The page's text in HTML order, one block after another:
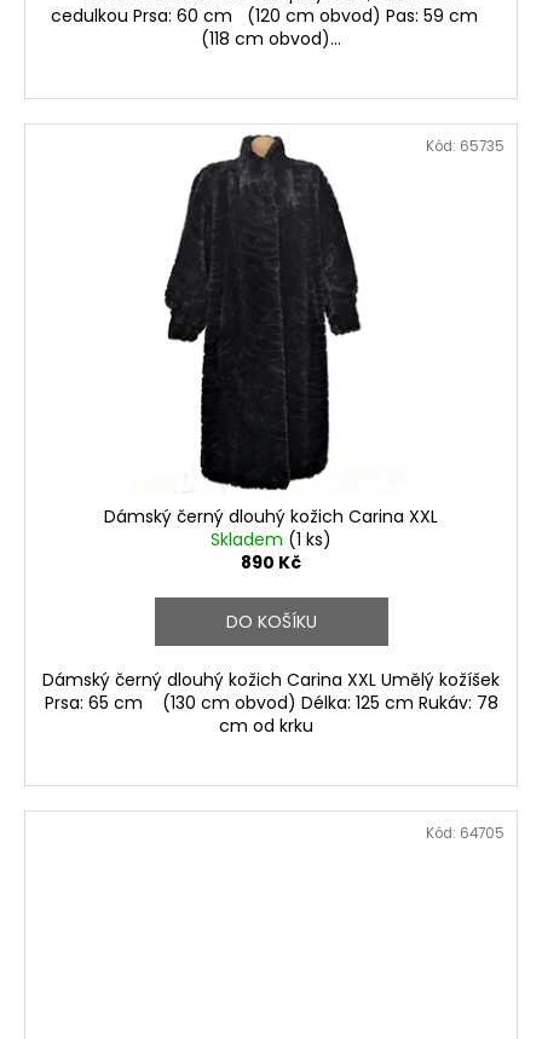
cedulkou Prsa: 60 cm (120 cm obvod) Pas: 59 cm
(118 cm obvod)...
Dámský černý dlouhý kožich Carina XXL
Skladem (1 ks)
890 Kč
DO KOŠÍKU
Dámský černý dlouhý kožich Carina XXL Umělý kožíšek
Prsa: 65 cm (130 cm obvod) Délka: 125 cm Rukáv: 78
cm od krku
Kód: 65735
Kód: 64705